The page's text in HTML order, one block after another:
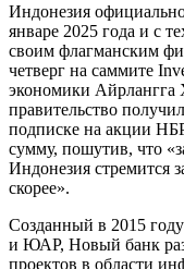
Индонезия
январе 2025 года и с
своим флагманским
четверг на саммите
экономики Айрлангга
правительство
подписке на акции
сумму, пошутив, что
Индонезия стремится
скорее».
Созданный в 2015
и ЮАР, Новый банк
проектов в области